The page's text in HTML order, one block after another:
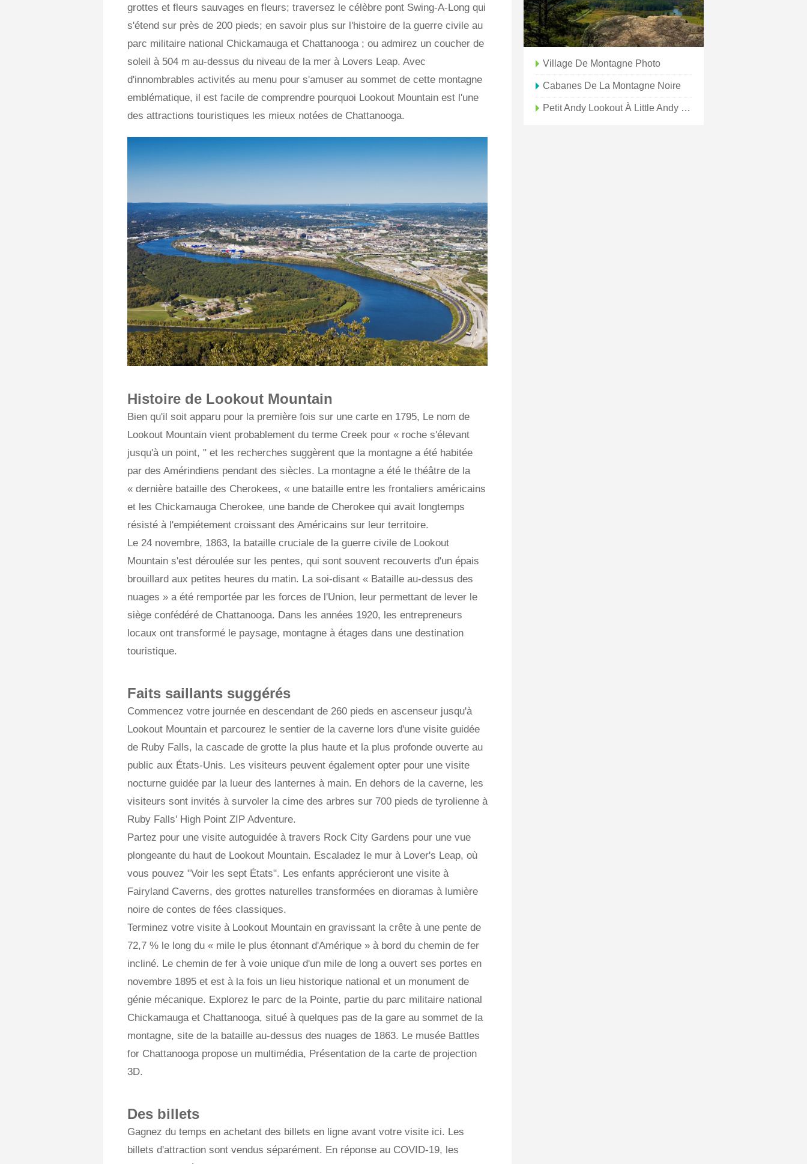
grottes et fleurs sauvages en fleurs; traversez le célèbre pont Swing-A-Long qui
s'étend sur près de 200 pieds; en savoir plus sur l'histoire de la guerre civile au
parc militaire national Chickamauga et Chattanooga ; ou admirez un coucher de
soleil à 504 m au-dessus du niveau de la mer à Lovers Leap. Avec
d'innombrables activités au menu pour s'amuser au sommet de cette montagne
emblématique, il est facile de comprendre pourquoi Lookout Mountain est l'une
des attractions touristiques les mieux notées de Chattanooga.
Histoire de Lookout Mountain
Bien qu'il soit apparu pour la première fois sur une carte en 1795, Le nom de
Lookout Mountain vient probablement du terme Creek pour « roche s'élevant
jusqu'à un point, " et les recherches suggèrent que la montagne a été habitée
par des Amérindiens pendant des siècles. La montagne a été le théâtre de la
« dernière bataille des Cherokees, « une bataille entre les frontaliers américains
et les Chickamauga Cherokee, une bande de Cherokee qui avait longtemps
résisté à l'empiétement croissant des Américains sur leur territoire.
Le 24 novembre, 1863, la bataille cruciale de la guerre civile de Lookout
Mountain s'est déroulée sur les pentes, qui sont souvent recouverts d'un épais
brouillard aux petites heures du matin. La soi-disant « Bataille au-dessus des
nuages » a été remportée par les forces de l'Union, leur permettant de lever le
siège confédéré de Chattanooga. Dans les années 1920, les entrepreneurs
locaux ont transformé le paysage, montagne à étages dans une destination
touristique.
Faits saillants suggérés
Commencez votre journée en descendant de 260 pieds en ascenseur jusqu'à
Lookout Mountain et parcourez le sentier de la caverne lors d'une visite guidée
de Ruby Falls, la cascade de grotte la plus haute et la plus profonde ouverte au
public aux États-Unis. Les visiteurs peuvent également opter pour une visite
nocturne guidée par la lueur des lanternes à main. En dehors de la caverne, les
visiteurs sont invités à survoler la cime des arbres sur 700 pieds de tyrolienne à
Ruby Falls' High Point ZIP Adventure.
Partez pour une visite autoguidée à travers Rock City Gardens pour une vue
plongeante du haut de Lookout Mountain. Escaladez le mur à Lover's Leap, où
vous pouvez "Voir les sept États". Les enfants apprécieront une visite à
Fairyland Caverns, des grottes naturelles transformées en dioramas à lumière
noire de contes de fées classiques.
Terminez votre visite à Lookout Mountain en gravissant la crête à une pente de
72,7 % le long du « mile le plus étonnant d'Amérique » à bord du chemin de fer
incliné. Le chemin de fer à voie unique d'un mile de long a ouvert ses portes en
novembre 1895 et est à la fois un lieu historique national et un monument de
génie mécanique. Explorez le parc de la Pointe, partie du parc militaire national
Chickamauga et Chattanooga, situé à quelques pas de la gare au sommet de la
montagne, site de la bataille au-dessus des nuages ​​de 1863. Le musée Battles
for Chattanooga propose un multimédia, Présentation de la carte de projection
3D.
Des billets
Gagnez du temps en achetant des billets en ligne avant votre visite ici. Les
billets d'attraction sont vendus séparément. En réponse au COVID-19, les
Village De Montagne Photo
Cabanes De La Montagne Noire
Petit Andy Lookout À Little Andy Mountain